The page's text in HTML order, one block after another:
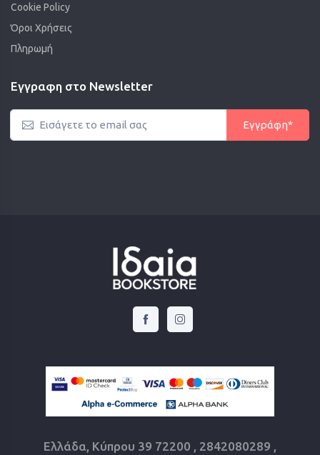
Cookie Policy
Όροι Χρήσεις
Πληρωμή
Εγγραφη στο Newsletter
Εγγράφη*
Ελλάδα, Κύπρου 39 72200 , 2842080289 ,